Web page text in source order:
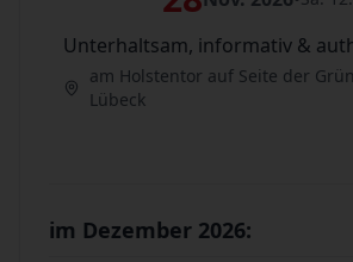
Unterhaltsam, informativ &
am Holstentor auf Seite der
Lübeck
im Dezember 2026: